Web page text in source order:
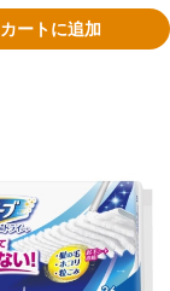
カートに追加